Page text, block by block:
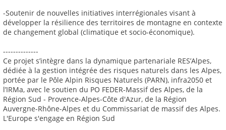
-Soutenir de nouvelles initiatives interrégionales visant à
développer la résilience des territoires de montagne en contexte
de changement global (climatique et socio-économique).
--------------
Ce projet s’intègre dans la dynamique partenariale RES’Alpes,
dédiée à la gestion intégrée des risques naturels dans les Alpes,
portée par le Pôle Alpin Risques Naturels (PARN), infra2050 et
l’IRMa, avec le soutien du PO FEDER-Massif des Alpes, de la
Région Sud - Provence-Alpes-Côte d'Azur, de la Région
Auvergne-Rhône-Alpes et du Commissariat de massif des Alpes.
L'Europe s'engage en Région Sud